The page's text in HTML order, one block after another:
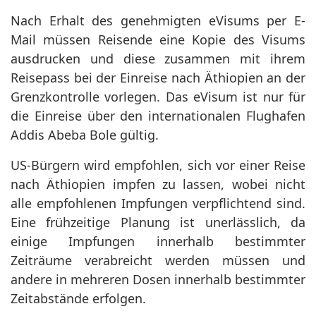
Nach Erhalt des genehmigten eVisums per E-
Mail müssen Reisende eine Kopie des Visums
ausdrucken und diese zusammen mit ihrem
Reisepass bei der Einreise nach Äthiopien an der
Grenzkontrolle vorlegen. Das eVisum ist nur für
die Einreise über den internationalen Flughafen
Addis Abeba Bole gültig.
US-Bürgern wird empfohlen, sich vor einer Reise
nach Äthiopien impfen zu lassen, wobei nicht
alle empfohlenen Impfungen verpflichtend sind.
Eine frühzeitige Planung ist unerlässlich, da
einige Impfungen innerhalb bestimmter
Zeiträume verabreicht werden müssen und
andere in mehreren Dosen innerhalb bestimmter
Zeitabstände erfolgen.